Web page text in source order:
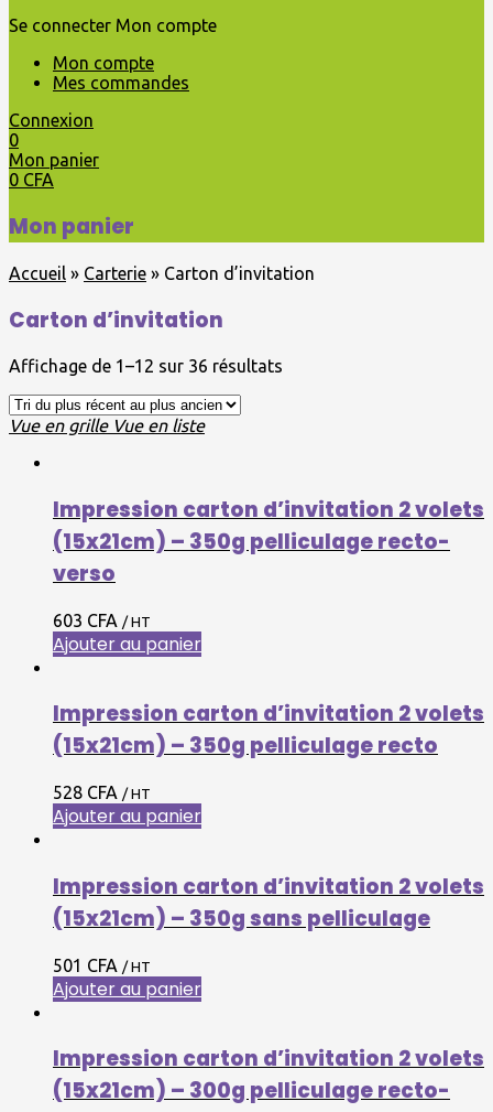
Se connecter Mon compte
Mon compte
Mes commandes
Connexion
0
Mon panier
0 CFA
Mon panier
Accueil » Carterie » Carton d’invitation
Carton d’invitation
Affichage de 1–12 sur 36 résultats
Vue en grille Vue en liste
Impression carton d’invitation 2 volets
(15x21cm) – 350g pelliculage recto-
verso
603 CFA / HT
Ajouter au panier
Impression carton d’invitation 2 volets
(15x21cm) – 350g pelliculage recto
528 CFA / HT
Ajouter au panier
Impression carton d’invitation 2 volets
(15x21cm) – 350g sans pelliculage
501 CFA / HT
Ajouter au panier
Impression carton d’invitation 2 volets
(15x21cm) – 300g pelliculage recto-